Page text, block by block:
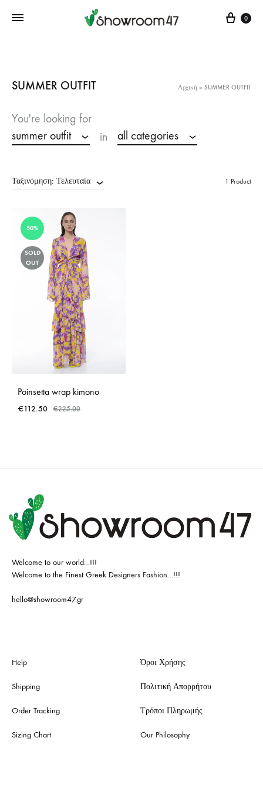
Cart
0
SUMMER OUTFIT Αρχική » SUMMER OUTFIT
You're looking for
summer outfit
in all categories
Ταξινόμηση: Τελευταία 1 Product
50%
SOLD
OUT
Poinsetta wrap kimono
€112.50 €225.00
Welcome to our world…!!!
Welcome to the Finest Greek Designers Fashion…!!!
hello@showroom47.gr
Help
Shipping
Order Tracking
Sizing Chart
Όροι Χρήσης
Πολιτική Απορρήτου
Τρόποι Πληρωμής
Our Philosophy